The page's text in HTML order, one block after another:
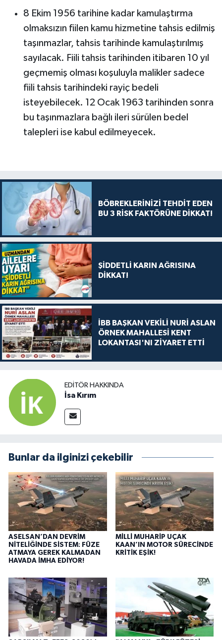
8 Ekim 1956 tarihine kadar kamulaştırma
olmaksızın fiilen kamu hizmetine tahsis edilmiş
taşınmazlar, tahsis tarihinde kamulaştırılmış
sayılacak. Fiili tahsis tarihinden itibaren 10 yıl
geçmemiş olması koşuluyla malikler sadece
fiili tahsis tarihindeki rayiç bedeli
isteyebilecek. 12 Ocak 1963 tarihinden sonra
bu taşınmazlara bağlı ileri sürülen bedel
talepleri ise kabul edilmeyecek.
BÖBREKLERİNİZİ TEHDİT EDEN
BU 3 RİSK FAKTÖRÜNE DİKKAT!
ŞİDDETLİ KARIN AĞRISINA
DİKKAT!
İBB BAŞKAN VEKİLİ NURİ ASLAN
ÖRNEK MAHALLESİ KENT
LOKANTASI'NI ZİYARET ETTİ
EDITÖR HAKKINDA
İsa Kırım
Bunlar da ilginizi çekebilir
ASELSAN’DAN DEVRİM
NİTELİĞİNDE SİSTEM: FÜZE
ATMAYA GEREK KALMADAN
HAVADA İMHA EDİYOR!
MİLLİ MUHARİP UÇAK
KAAN’IN MOTOR SÜRECİNDE
KRİTİK EŞİK!